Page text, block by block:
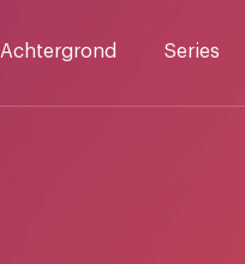
Achtergrond Series